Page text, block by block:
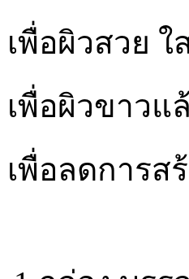
เพื่อผิวสวย ใ
เพื่อผิวขาวแ
เพื่อลดการส